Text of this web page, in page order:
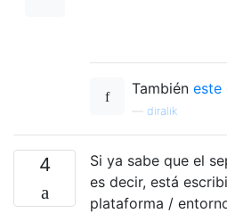
También este
diralik
4 Si ya sabe que el
es decir, está
plataforma /